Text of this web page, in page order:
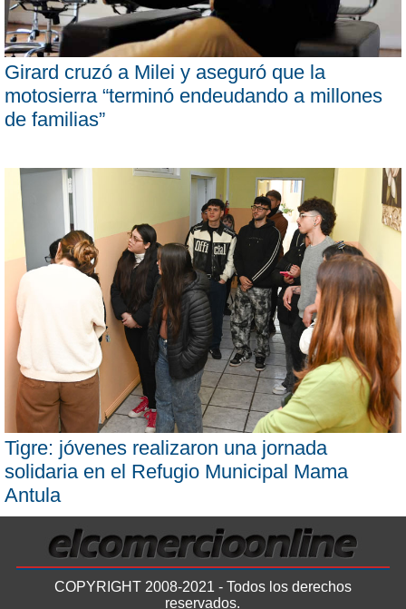
Girard cruzó a Milei y aseguró que la
motosierra “terminó endeudando a millones
de familias”
Tigre: jóvenes realizaron una jornada
solidaria en el Refugio Municipal Mama
Antula
COPYRIGHT 2008-2021 - Todos los derechos
reservados.